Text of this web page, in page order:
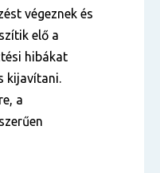
végeznek és
elő a
hibákat
kijavítani.
a